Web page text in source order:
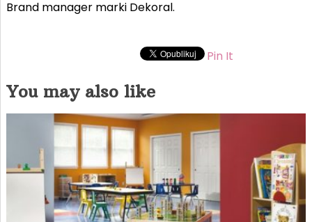
Brand manager marki Dekoral.
Pin It
You may also like